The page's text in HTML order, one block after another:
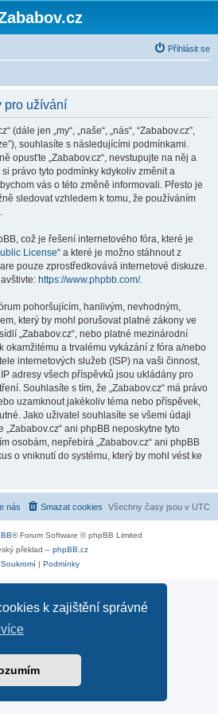
k zajištění správné
Přihlásit se
pro užívání
(dále jen „my“, „naše“, „nás“, “Zababov.cz”,
souhlasíte s následujícími podmínkami.
opusťte „Zababov.cz“, nevstupujte na něj a
právo tyto podmínky kdykoliv změnit a
vás o této změně informovali. Přesto je
sledovat vzhledem k tomu, že používáním
což je řešení internetového fóra, které je
License“ a které je možno stáhnout z
pouze zprostředkovává internetové diskuze.
https://www.phpbb.com/.
pohoršujícím, hanlivým, nevhodným,
který by mohl porušovat platné zákony ve
„Zababov.cz“, nebo platné mezinárodní
okamžitému a trvalému vykázání z fóra a/nebo
internetových služeb (ISP) na vaši činnost,
adresy všech příspěvků jsou ukládány pro
Souhlasíte s tím, že „Zababov.cz“ má právo
uzamknout jakékoliv téma nebo příspěvek,
Jako uživatel souhlasíte se všemi údaji
ani phpBB neposkytne tyto
osobám, nepřebírá „Zababov.cz“ ani phpBB
o vniknutí do systému, který by mohl vést ke
Všechny časy jsou v UTC
Smazat cookies
nás
® Forum Software © phpBB Limited
překlad – phpBB.cz
Soukromí| Podmínky